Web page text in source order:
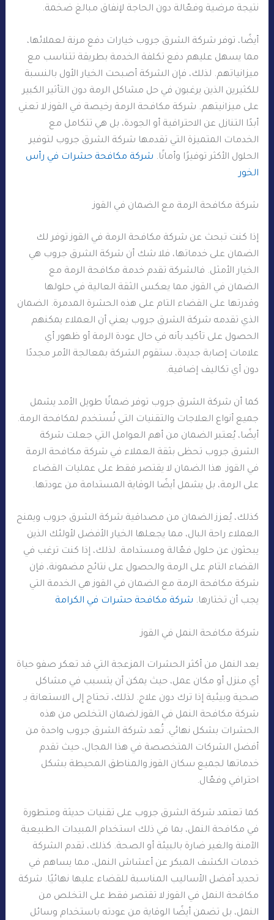
نتيجة مرضية وفعّالة دون الحاجة لإنفاق مبالغ ضخمة.
أيضًا، توفر شركة الشرق جروب خيارات دفع مرنة لعملائها،
مما يسهل عليهم دفع تكلفة الخدمة بطريقة تتناسب مع
ميزانياتهم. لذلك، فإن الشركة أصبحت الخيار الأول بالنسبة
للكثيرين الذين يرغبون في حل مشاكل الرمة دون التأثير الكبير
على ميزانيتهم. شركة مكافحة الرمة رخيصة في القوز لا تعني
أبدًا التنازل عن الاحترافية أو الجودة، بل هي تتكامل مع
الخدمات المتميزة التي تقدمها شركة الشرق جروب لتوفير
الحلول الأكثر توفيرًا وأمانًا. شركة مكافحة حشرات في رأس
الخور
شركة مكافحة الرمة مع الضمان في القوز
إذا كنت تبحث عن شركة مكافحة الرمة في القوز توفر لك
الضمان على خدماتها، فلا شك أن شركة الشرق جروب هي
الخيار الأمثل. فالشركة تقدم خدمة مكافحة الرمة مع
الضمان في القوز، مما يعكس الثقة العالية في حلولها
وقدرتها على القضاء التام على هذه الحشرة المدمرة. الضمان
الذي تقدمه شركة الشرق جروب يعني أن العملاء يمكنهم
الحصول على تأكيد بأنه في حال عودة الرمة أو ظهور أي
علامات إصابة جديدة، ستقوم الشركة بمعالجة الأمر مجددًا
دون أي تكاليف إضافية.
كما أن شركة الشرق جروب توفر ضمانًا طويل الأمد يشمل
جميع أنواع العلاجات والتقنيات التي تُستخدم لمكافحة الرمة.
أيضًا، يُعتبر الضمان من أهم العوامل التي جعلت شركة
الشرق جروب تحظى بثقة العملاء في شركة مكافحة الرمة
في القوز. هذا الضمان لا يقتصر فقط على عمليات القضاء
على الرمة، بل يشمل أيضًا الوقاية المستدامة من عودتها.
كذلك، يُعزز الضمان من مصداقية شركة الشرق جروب ويمنح
العملاء راحة البال، مما يجعلها الخيار الأفضل لأولئك الذين
يبحثون عن حلول فعّالة ومستدامة. لذلك، إذا كنت ترغب في
القضاء التام على الرمة والحصول على نتائج مضمونة، فإن
شركة مكافحة الرمة مع الضمان في القوز هي الخدمة التي
يجب أن تختارها. شركة مكافحة حشرات في الكرامة
شركة مكافحة النمل في القوز
يعد النمل من أكثر الحشرات المزعجة التي قد تعكر صفو حياة
أي منزل أو مكان عمل، حيث يمكن أن يتسبب في مشاكل
صحية وبيئية إذا ترك دون علاج. لذلك، تحتاج إلى الاستعانة بـ
شركة مكافحة النمل في القوز لضمان التخلص من هذه
الحشرات بشكل نهائي. تُعد شركة الشرق جروب واحدة من
أفضل الشركات المتخصصة في هذا المجال، حيث تقدم
خدماتها لجميع سكان القوز والمناطق المحيطة بشكل
احترافي وفعّال.
كما تعتمد شركة الشرق جروب على تقنيات حديثة ومتطورة
في مكافحة النمل، بما في ذلك استخدام المبيدات الطبيعية
الآمنة والغير ضارة بالبيئة أو الصحة. كذلك، تقدم الشركة
خدمات الكشف المبكر عن أعشاش النمل، مما يساهم في
تحديد أفضل الأساليب المناسبة للقضاء عليها نهائيًا. شركة
مكافحة النمل في القوز لا تقتصر فقط على التخلص من
النمل، بل تضمن أيضًا الوقاية من عودته باستخدام وسائل